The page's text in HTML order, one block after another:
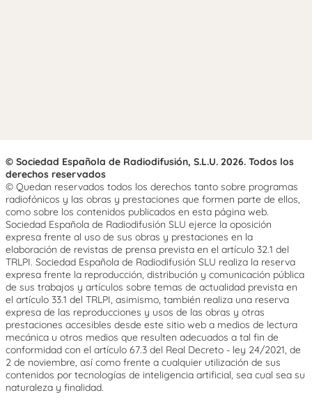
© Sociedad Española de Radiodifusión, S.L.U. 2026. Todos los
derechos reservados
© Quedan reservados todos los derechos tanto sobre programas
radiofónicos y las obras y prestaciones que formen parte de ellos,
como sobre los contenidos publicados en esta página web.
Sociedad Española de Radiodifusión SLU ejerce la oposición
expresa frente al uso de sus obras y prestaciones en la
elaboración de revistas de prensa prevista en el artículo 32.1 del
TRLPI. Sociedad Española de Radiodifusión SLU realiza la reserva
expresa frente la reproducción, distribución y comunicación pública
de sus trabajos y artículos sobre temas de actualidad prevista en
el artículo 33.1 del TRLPI, asimismo, también realiza una reserva
expresa de las reproducciones y usos de las obras y otras
prestaciones accesibles desde este sitio web a medios de lectura
mecánica u otros medios que resulten adecuados a tal fin de
conformidad con el artículo 67.3 del Real Decreto - ley 24/2021, de
2 de noviembre, así como frente a cualquier utilización de sus
contenidos por tecnologías de inteligencia artificial, sea cual sea su
naturaleza y finalidad.